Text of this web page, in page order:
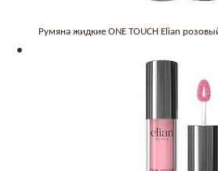
Румяна жидкие ONE TOUCH Elian